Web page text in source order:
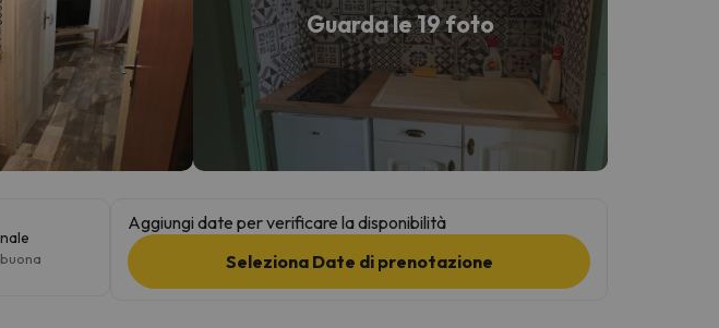
Guarda le 19 foto
Aggiungi date per verificare la disponibilità
Seleziona Date di prenotazione